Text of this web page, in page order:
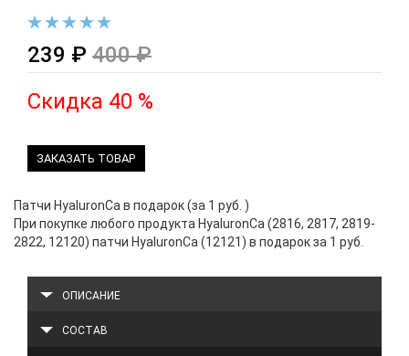
239 ₽ 400 ₽
Скидка 40 %
ЗАКАЗАТЬ ТОВАР
Патчи HyaluronCa в подарок (за 1 руб. )
При покупке любого продукта HyaluronCa (2816, 2817, 2819-
2822, 12120) патчи HyaluronCa (12121) в подарок за 1 руб.
ОПИСАНИЕ
СОСТАВ